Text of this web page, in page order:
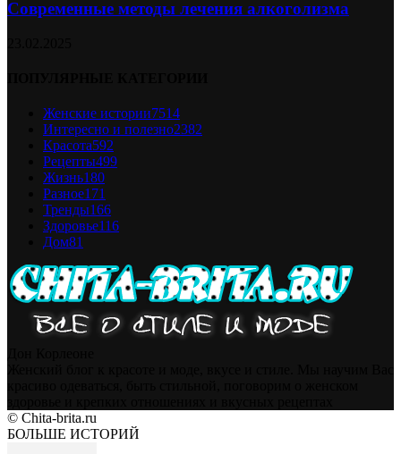
Современные методы лечения алкоголизма
Женские истории7514
Интересно и полезно2382
Красота592
Рецепты499
Жизнь180
Разное171
Тренды166
Здоровье116
Дом81
© Chita-brita.ru
БОЛЬШЕ ИСТОРИЙ